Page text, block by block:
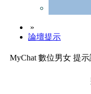
»
論壇提示
MyChat 數位男女 提示